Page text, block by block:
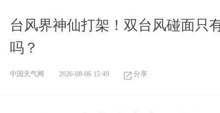
台风界神仙打架！双台风碰面只
吗？
中国天气网 2026-08-06 15:49 分享